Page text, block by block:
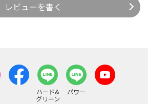
レビューを書く
ハード&
グリーン
パワー